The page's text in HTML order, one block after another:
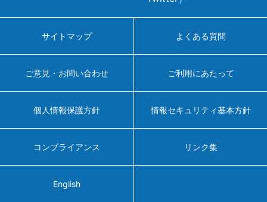
サイトマップ よくある質問
ご意見・お問い合わせ ご利用にあたって
個人情報保護方針 情報セキュリティ基本方針
コンプライアンス リンク集
English